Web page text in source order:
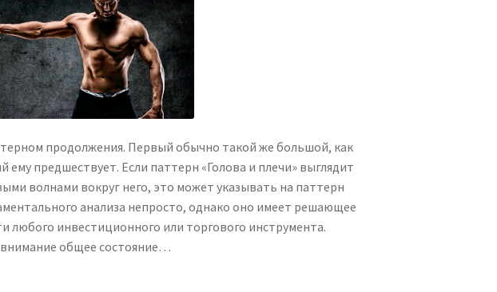
продолжения. Первый обычно такой же большой, как
предшествует. Если паттерн «Голова и плечи» выглядит
волнами вокруг него, это может указывать на паттерн
анализа непросто, однако оно имеет решающее
любого инвестиционного или торгового инструмента.
общее состояние…